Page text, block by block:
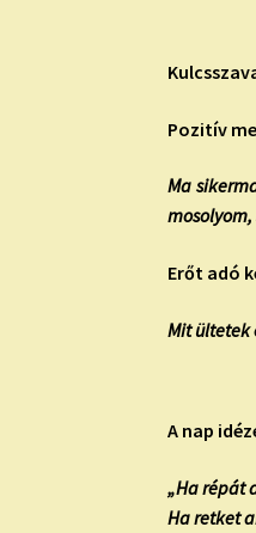
Pozitív
Ma
Erőt adó
Mit ültetek
A nap
„Ha répát
Ha retket